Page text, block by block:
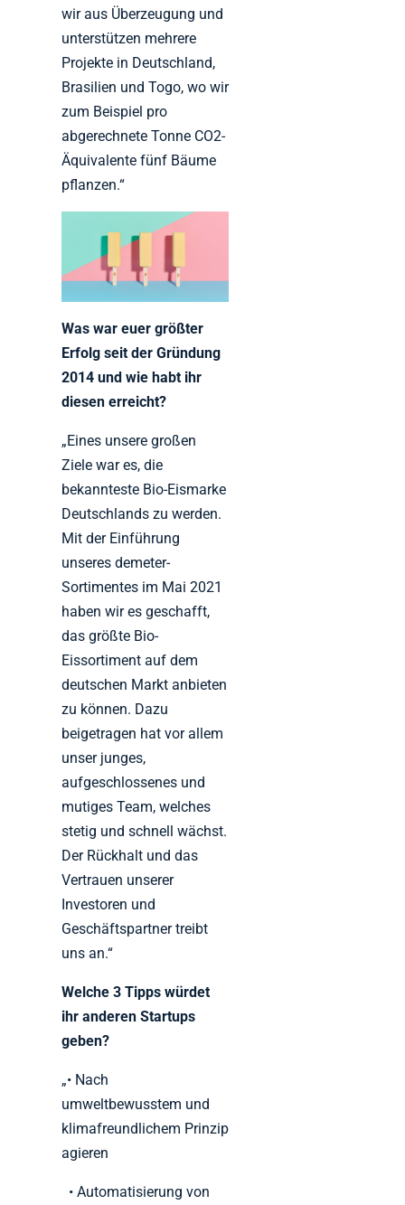
wir aus Überzeugung und
unterstützen mehrere
Projekte in Deutschland,
Brasilien und Togo, wo wir
zum Beispiel pro
abgerechnete Tonne CO2-
Äquivalente fünf Bäume
pflanzen.“
Was war euer größter
Erfolg seit der Gründung
2014 und wie habt ihr
diesen erreicht?
„Eines unsere großen
Ziele war es, die
bekannteste Bio-Eismarke
Deutschlands zu werden.
Mit der Einführung
unseres demeter-
Sortimentes im Mai 2021
haben wir es geschafft,
das größte Bio-
Eissortiment auf dem
deutschen Markt anbieten
zu können. Dazu
beigetragen hat vor allem
unser junges,
aufgeschlossenes und
mutiges Team, welches
stetig und schnell wächst.
Der Rückhalt und das
Vertrauen unserer
Investoren und
Geschäftspartner treibt
uns an.“
Welche 3 Tipps würdet
ihr anderen Startups
geben?
„• Nach
umweltbewusstem und
klimafreundlichem Prinzip
agieren
• Automatisierung von